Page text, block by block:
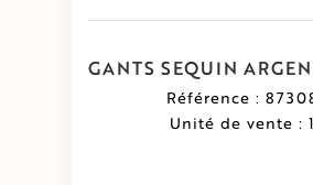
GANTS SEQUIN
Référence :
Unité de vente :